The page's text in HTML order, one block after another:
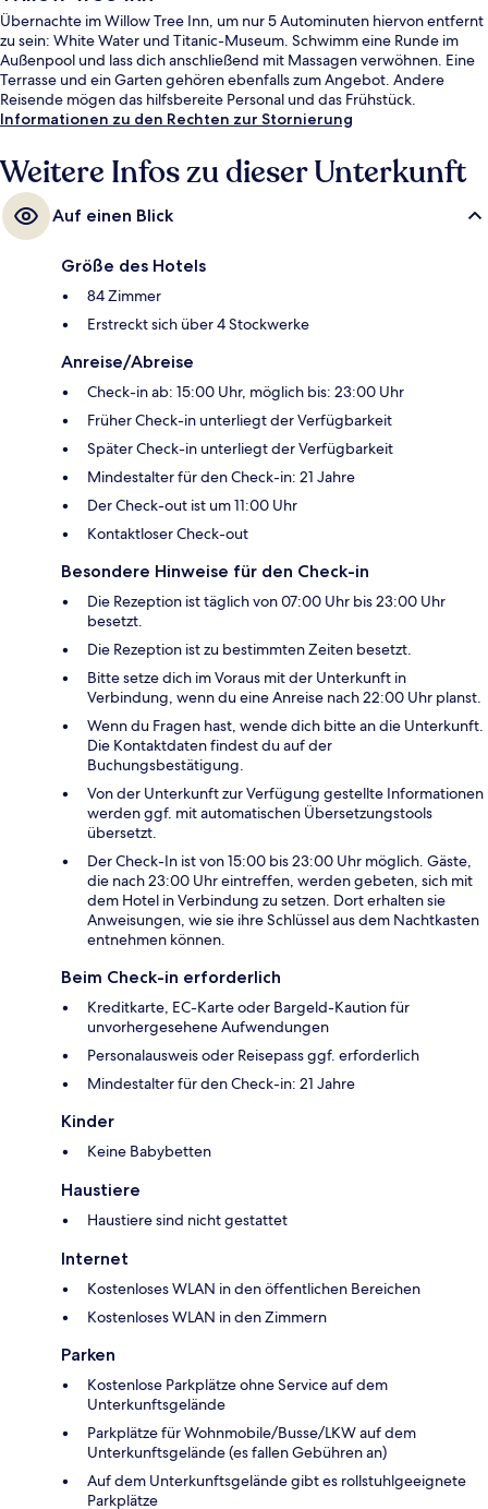
Übernachte im Willow Tree Inn, um nur 5 Autominuten hiervon entfernt
zu sein: White Water und Titanic-Museum. Schwimm eine Runde im
Außenpool und lass dich anschließend mit Massagen verwöhnen. Eine
Terrasse und ein Garten gehören ebenfalls zum Angebot. Andere
Reisende mögen das hilfsbereite Personal und das Frühstück.
Informationen zu den Rechten zur Stornierung
Weitere Infos zu dieser Unterkunft
Auf einen Blick
Größe des Hotels
84 Zimmer
Erstreckt sich über 4 Stockwerke
Anreise/Abreise
Check-in ab: 15:00 Uhr, möglich bis: 23:00 Uhr
Früher Check-in unterliegt der Verfügbarkeit
Später Check-in unterliegt der Verfügbarkeit
Mindestalter für den Check-in: 21 Jahre
Der Check-out ist um 11:00 Uhr
Kontaktloser Check-out
Besondere Hinweise für den Check-in
Die Rezeption ist täglich von 07:00 Uhr bis 23:00 Uhr
besetzt.
Die Rezeption ist zu bestimmten Zeiten besetzt.
Bitte setze dich im Voraus mit der Unterkunft in
Verbindung, wenn du eine Anreise nach 22:00 Uhr planst.
Wenn du Fragen hast, wende dich bitte an die Unterkunft.
Die Kontaktdaten findest du auf der
Buchungsbestätigung.
Von der Unterkunft zur Verfügung gestellte Informationen
werden ggf. mit automatischen Übersetzungstools
übersetzt.
Der Check-In ist von 15:00 bis 23:00 Uhr möglich. Gäste,
die nach 23:00 Uhr eintreffen, werden gebeten, sich mit
dem Hotel in Verbindung zu setzen. Dort erhalten sie
Anweisungen, wie sie ihre Schlüssel aus dem Nachtkasten
entnehmen können.
Beim Check-in erforderlich
Kreditkarte, EC-Karte oder Bargeld-Kaution für
unvorhergesehene Aufwendungen
Personalausweis oder Reisepass ggf. erforderlich
Mindestalter für den Check-in: 21 Jahre
Kinder
Keine Babybetten
Haustiere
Haustiere sind nicht gestattet
Internet
Kostenloses WLAN in den öffentlichen Bereichen
Kostenloses WLAN in den Zimmern
Parken
Kostenlose Parkplätze ohne Service auf dem
Unterkunftsgelände
Parkplätze für Wohnmobile/Busse/LKW auf dem
Unterkunftsgelände (es fallen Gebühren an)
Auf dem Unterkunftsgelände gibt es rollstuhlgeeignete
Parkplätze